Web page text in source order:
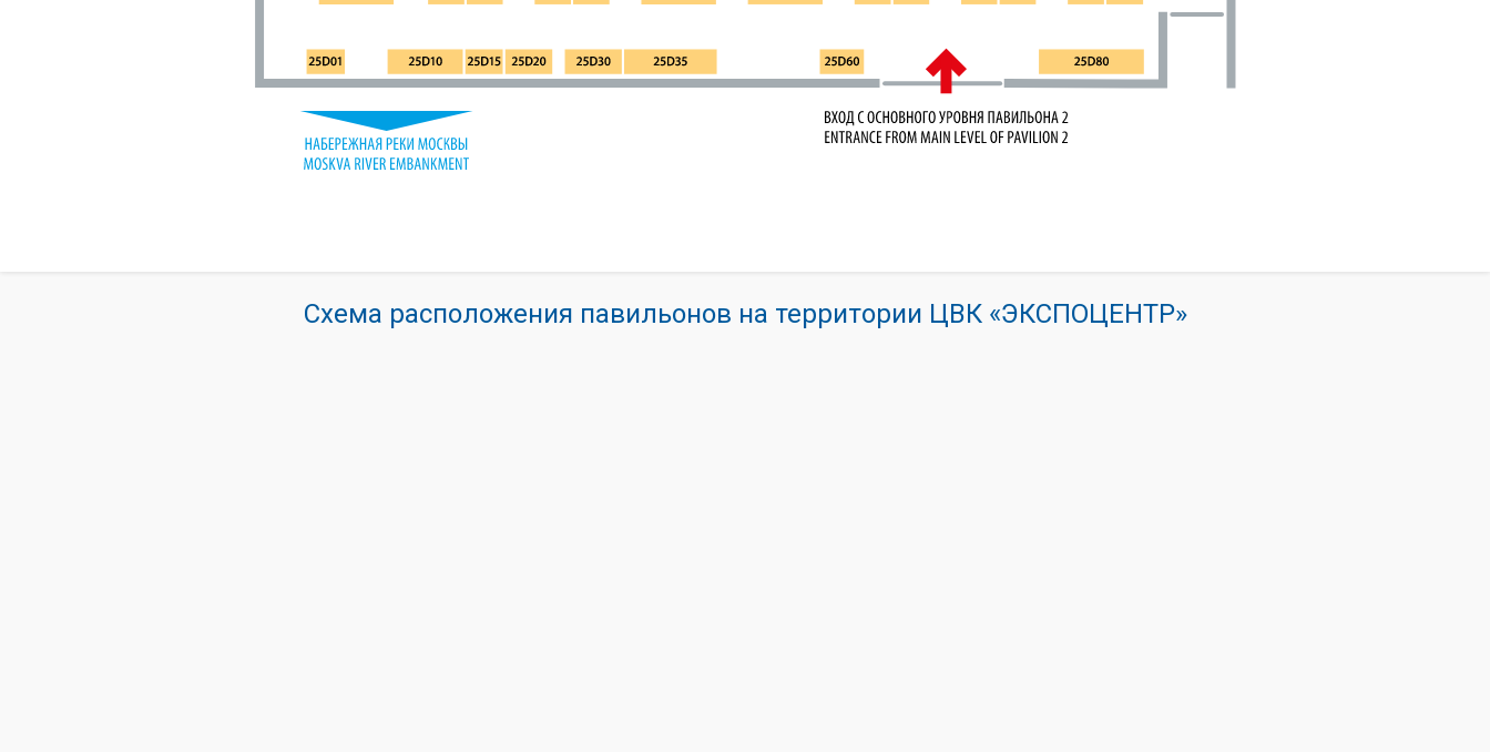
Схема расположения павильонов на территории ЦВК «ЭКСПОЦЕНТР»